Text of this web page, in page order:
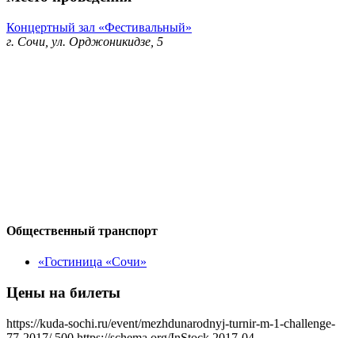
Концертный зал «Фестивальный»
г. Сочи, ул. Орджоникидзе, 5
Общественный транспорт
«Гостиница «Сочи»
Цены на билеты
https://kuda-sochi.ru/event/mezhdunarodnyj-turnir-m-1-challenge-